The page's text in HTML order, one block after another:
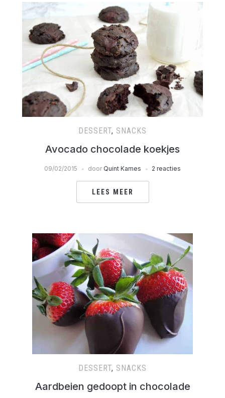
DESSERT, SNACKS
Avocado chocolade koekjes
09/02/2015 door Quint Kames 2 reacties
LEES MEER
DESSERT, SNACKS
Aardbeien gedoopt in chocolade